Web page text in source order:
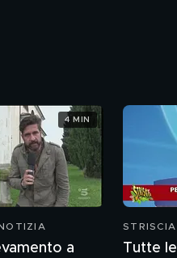
a
4 MIN
Tutte